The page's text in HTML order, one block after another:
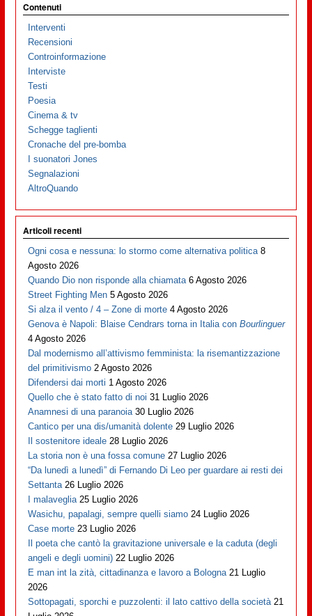
Contenuti
Interventi
Recensioni
Controinformazione
Interviste
Testi
Poesia
Cinema & tv
Schegge taglienti
Cronache del pre-bomba
I suonatori Jones
Segnalazioni
AltroQuando
Articoli recenti
Ogni cosa e nessuna: lo stormo come alternativa politica 8
Agosto 2026
Quando Dio non risponde alla chiamata 6 Agosto 2026
Street Fighting Men 5 Agosto 2026
Si alza il vento / 4 – Zone di morte 4 Agosto 2026
Genova è Napoli: Blaise Cendrars torna in Italia conBourlinguer
4 Agosto 2026
Dal modernismo all’attivismo femminista: la risemantizzazione
del primitivismo 2 Agosto 2026
Difendersi dai morti 1 Agosto 2026
Quello che è stato fatto di noi 31 Luglio 2026
Anamnesi di una paranoia 30 Luglio 2026
Cantico per una dis/umanità dolente 29 Luglio 2026
Il sostenitore ideale 28 Luglio 2026
La storia non è una fossa comune 27 Luglio 2026
“Da lunedì a lunedì” di Fernando Di Leo per guardare ai resti dei
Settanta 26 Luglio 2026
I malaveglia 25 Luglio 2026
Wasichu, papalagi, sempre quelli siamo 24 Luglio 2026
Case morte 23 Luglio 2026
Il poeta che cantò la gravitazione universale e la caduta (degli
angeli e degli uomini) 22 Luglio 2026
E man int la zità, cittadinanza e lavoro a Bologna 21 Luglio
2026
Sottopagati, sporchi e puzzolenti: il lato cattivo della società 21